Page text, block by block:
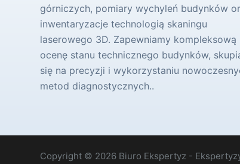
górniczych, pomiary wychyleń budynków
inwentaryzacje technologią skaningu
laserowego 3D. Zapewniamy kompleksową
ocenę stanu technicznego budynków,
się na precyzji i wykorzystaniu
metod diagnostycznych..
Copyright © 2026 Biuro Ekspertyz -